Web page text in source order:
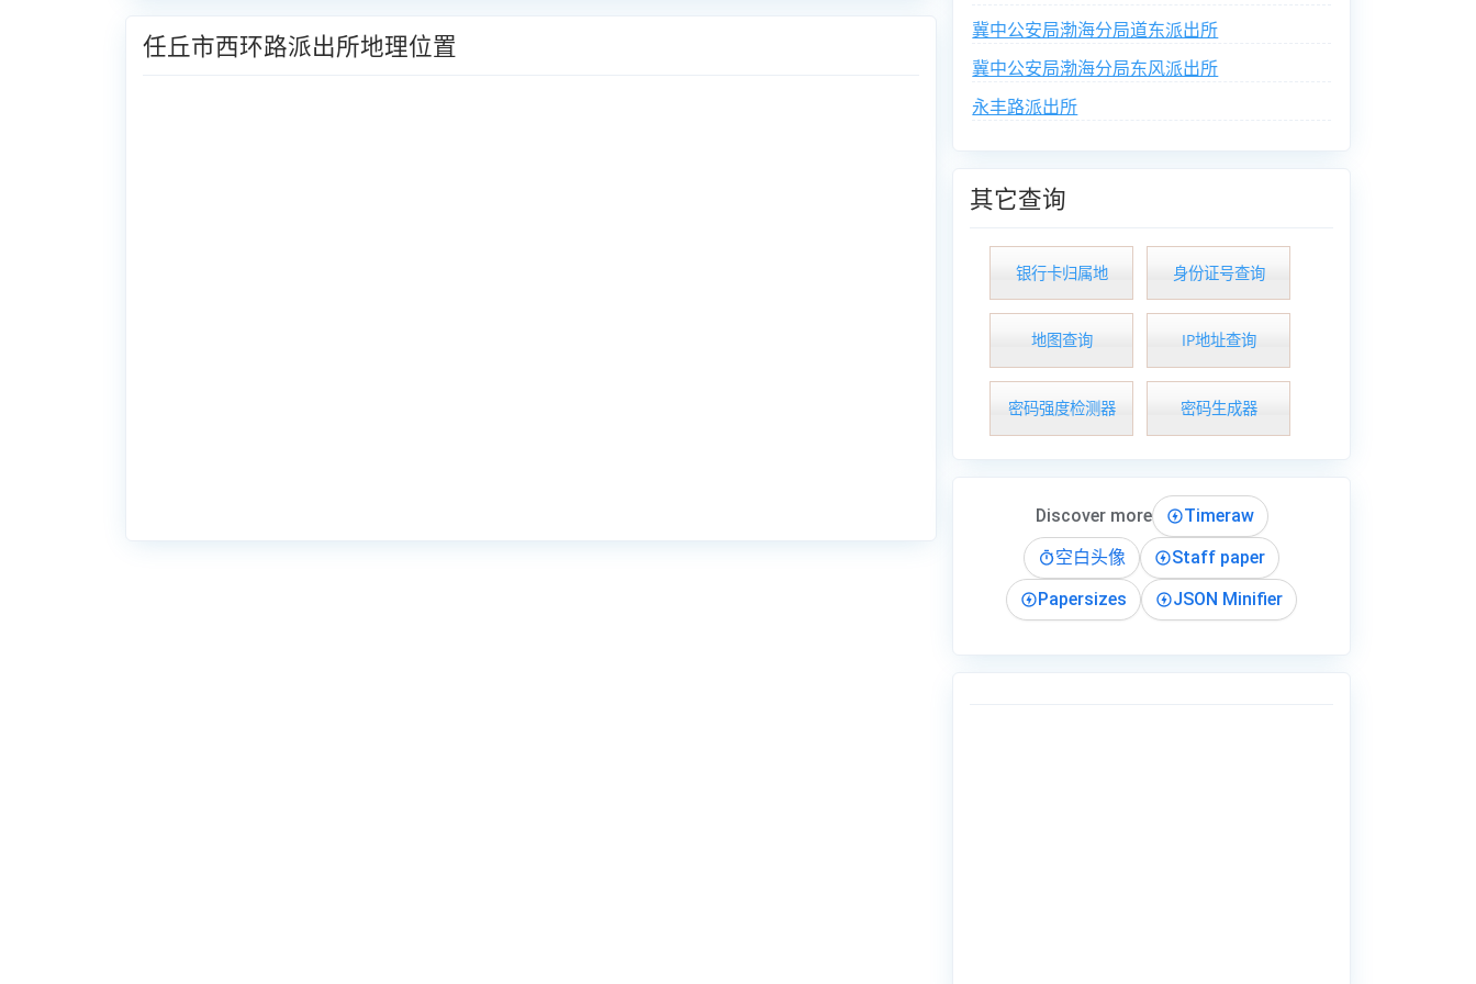
任丘市西环路派出所地理位置
冀中公安局渤海分局道东派出所
冀中公安局渤海分局东风派出所
永丰路派出所
其它查询
银行卡归属地 身份证号查询
地图查询 IP地址查询
密码强度检测器 密码生成器
Discover more
Timeraw
空白头像
Staff paper
Papersizes
JSON Minifier